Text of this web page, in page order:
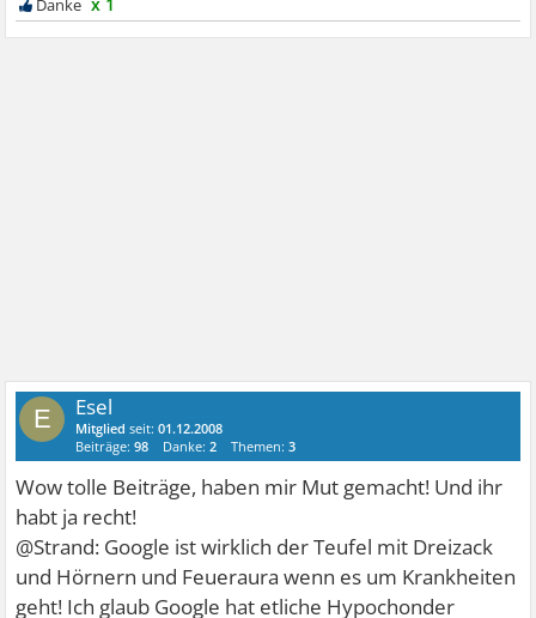
E Esel
Mitglied seit:01.12.2008
Beiträge:98 Danke:2 Themen:3
Wow tolle Beiträge, haben mir Mut gemacht! Und ihr
habt ja recht!
@Strand: Google ist wirklich der Teufel mit Dreizack
und Hörnern und Feueraura wenn es um Krankheiten
geht! Ich glaub Google hat etliche Hypochonder